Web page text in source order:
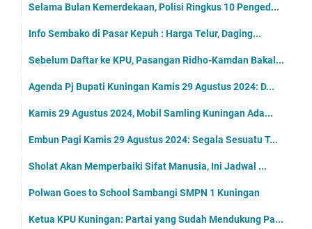
Selama Bulan Kemerdekaan, Polisi Ringkus 10 Penged...
Info Sembako di Pasar Kepuh : Harga Telur, Daging...
Sebelum Daftar ke KPU, Pasangan Ridho-Kamdan Bakal...
Agenda Pj Bupati Kuningan Kamis 29 Agustus 2024: D...
Kamis 29 Agustus 2024, Mobil Samling Kuningan Ada...
Embun Pagi Kamis 29 Agustus 2024: Segala Sesuatu T...
Sholat Akan Memperbaiki Sifat Manusia, Ini Jadwal ...
Polwan Goes to School Sambangi SMPN 1 Kuningan
Ketua KPU Kuningan: Partai yang Sudah Mendukung Pa...